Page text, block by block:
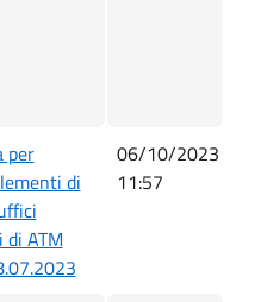
per
di
ATM
06/10/2023
11:57